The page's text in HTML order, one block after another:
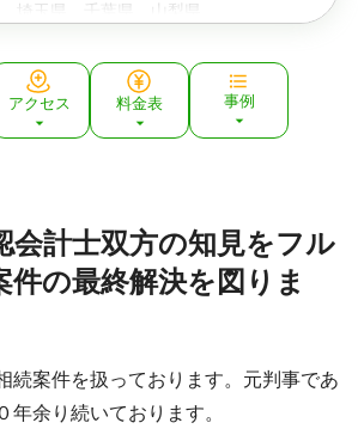
アクセス 料金表 事例
会計士双方の知見をフル
件の最終解決を図りま
続案件を扱っております。元判事であ
年余り続いております。
埼玉県 千葉県 山梨県
/ 相続財産調査 / 相続登記 / 相続放棄 / 家
/ 銀行手続き / 戸籍収集 / 相続人調査 /
士相談）
認会計士）
日本公認会計士協会東京会